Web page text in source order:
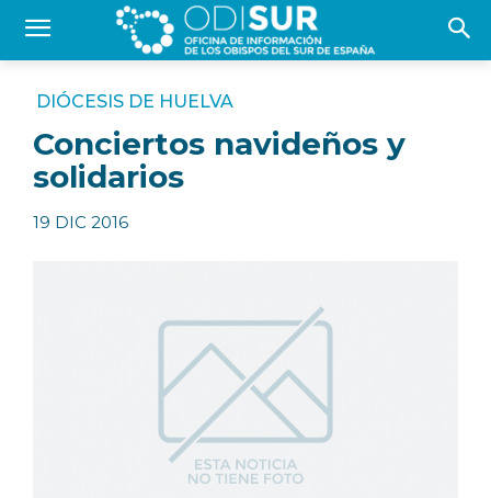
DIÓCESIS DE HUELVA
Conciertos navideños y
solidarios
19 DIC 2016